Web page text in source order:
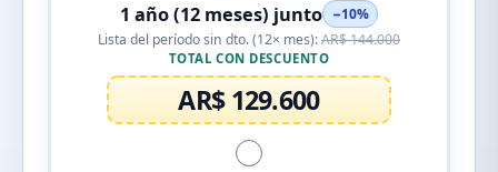
1 año (12 meses) junto −10%
Lista del período sin dto. (12× mes):AR$ 144.000
TOTAL CON DESCUENTO
AR$ 129.600